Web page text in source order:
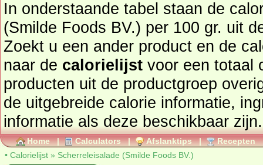
In onderstaande tabel staan de
(Smilde Foods BV.) per 100 gr. uit
Zoekt u een ander product en de
naar de calorielijst voor een totaal
producten uit de productgroep
de uitgebreide calorie informatie,
informatie als deze beschikbaar zijn.
Home | Calculators | Afslanktips | Recepten
• Calorielijst » Scherreleisalade (Smilde Foods BV.)